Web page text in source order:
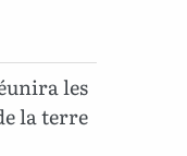
les
la terre